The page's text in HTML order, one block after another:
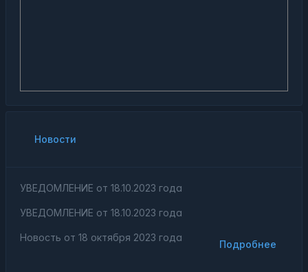
Новости
УВЕДОМЛЕНИЕ от 18.10.2023 года
УВЕДОМЛЕНИЕ от 18.10.2023 года
Подробнее
Новость от 18 октября 2023 года